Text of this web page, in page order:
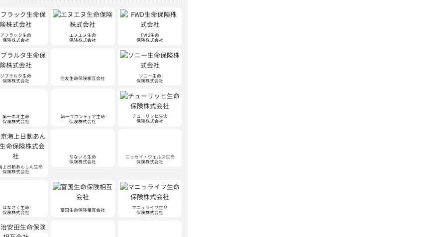
アフラック生命
保険株式会社
エヌエヌ生命
保険株式会社
FWD生命
保険株式会社
ジブラルタ生命
保険株式会社 住友生命保険相互会社 ソニー生命
保険株式会社
第一ネオ生命
保険株式会社
第一フロンティア生命
保険株式会社
チューリッヒ生命
保険株式会社
上日動あんしん生命
保険株式会社
なないろ生命
保険株式会社
ニッセイ・ウェルス生命
保険株式会社
はなさく生命
保険株式会社 富国生命保険相互会社 マニュライフ生命
保険株式会社